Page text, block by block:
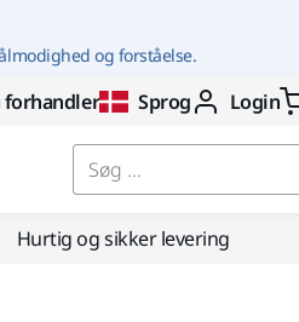
og forståelse.
forhandler Sprog Login
Søg ...
Hurtig og sikker levering